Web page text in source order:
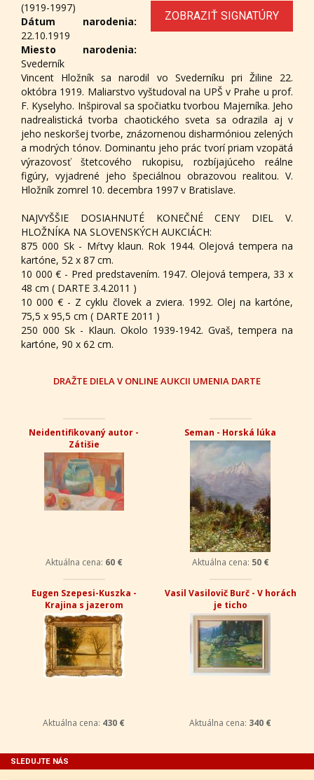
ZOBRAZIŤ SIGNATÚRY
(1919-1997)
Dátum narodenia:
22.10.1919
Miesto narodenia:
Svederník
Vincent Hložník sa narodil vo Svederníku pri Žiline 22.
októbra 1919. Maliarstvo vyštudoval na UPŠ v Prahe u prof.
F. Kyselyho. Inšpiroval sa spočiatku tvorbou Majerníka. Jeho
nadrealistická tvorba chaotického sveta sa odrazila aj v
jeho neskoršej tvorbe, znázornenou disharmóniou zelených
a modrých tónov. Dominantu jeho prác tvorí priam vzopätá
výrazovosť štetcového rukopisu, rozbíjajúceho reálne
figúry, vyjadrené jeho špeciálnou obrazovou realitou. V.
Hložník zomrel 10. decembra 1997 v Bratislave.
NAJVYŠŠIE DOSIAHNUTÉ KONEČNÉ CENY DIEL V.
HLOŽNÍKA NA SLOVENSKÝCH AUKCIÁCH:
875 000 Sk - Mŕtvy klaun. Rok 1944. Olejová tempera na
kartóne, 52 x 87 cm.
10 000 € - Pred predstavením. 1947. Olejová tempera, 33 x
48 cm ( DARTE 3.4.2011 )
10 000 € - Z cyklu človek a zviera. 1992. Olej na kartóne,
75,5 x 95,5 cm ( DARTE 2011 )
250 000 Sk - Klaun. Okolo 1939-1942. Gvaš, tempera na
kartóne, 90 x 62 cm.
DRAŽTE DIELA V ONLINE AUKCII UMENIA DARTE
Neidentifikovaný autor -
Zátišie
Aktuálna cena: 60 €
Seman - Horská lúka
Aktuálna cena: 50 €
Eugen Szepesi-Kuszka -
Krajina s jazerom
Aktuálna cena: 430 €
Vasil Vasilovič Burč - V horách
je ticho
Aktuálna cena: 340 €
SLEDUJTE NÁS